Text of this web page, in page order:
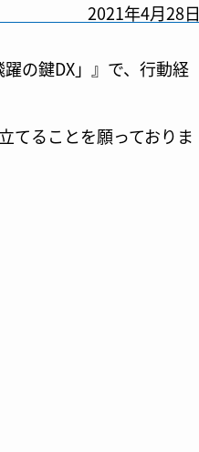
2021年4月28日
の鍵DX」』で、行動経
てることを願っておりま